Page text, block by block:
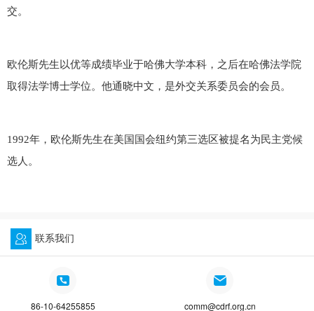
交。
欧伦斯先生以优等成绩毕业于哈佛大学本科，之后在哈佛法学院
取得法学博士学位。他通晓中文，是外交关系委员会的会员。
1992年，欧伦斯先生在美国国会纽约第三选区被提名为民主党候
选人。
联系我们
86-10-64255855 comm@cdrf.org.cn